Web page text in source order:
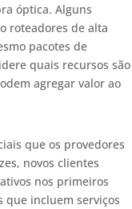
óptica. Alguns
roteadores de alta
pacotes de
quais recursos são
agregar valor ao
que os provedores
novos clientes
nos primeiros
que incluem serviços